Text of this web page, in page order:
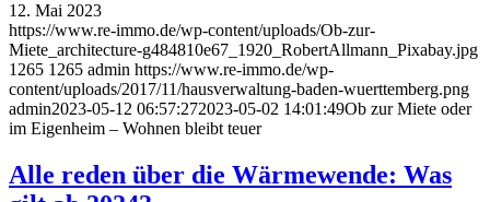
12. Mai 2023
https://www.re-immo.de/wp-content/uploads/Ob-zur-
Miete_architecture-g484810e67_1920_RobertAllmann_Pixabay.jpg
1265 1265 admin https://www.re-immo.de/wp-
content/uploads/2017/11/hausverwaltung-baden-wuerttemberg.png
admin2023-05-12 06:57:272023-05-02 14:01:49Ob zur Miete oder
im Eigenheim – Wohnen bleibt teuer
Alle reden über die Wärmewende: Was